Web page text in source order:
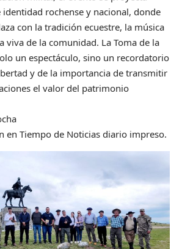
rochense y nacional, donde
con la tradición ecuestre, la música
viva de la comunidad. La Toma de la
un espectáculo, sino un recordatorio
y de la importancia de transmitir
el valor del patrimonio
en Tiempo de Noticias diario impreso.